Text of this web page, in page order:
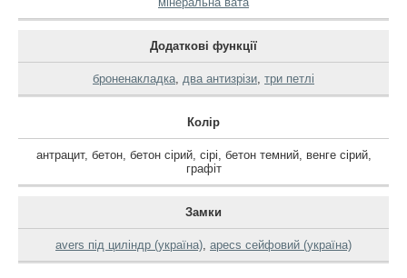
Додаткові функції
броненакладка, два антизрізи, три петлі
Колір
антрацит, бетон, бетон сірий, сірі, бетон темний, венге сірий,
графіт
Замки
avers під циліндр (україна), apecs сейфовий (україна)